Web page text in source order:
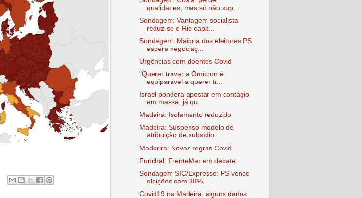
qualidades, mas só não sup...
Sondagem: Vantagem socialista
reduz-se e Rio capit...
Sondagem: Maioria dos eleitores PS
espera negociaç...
Urgências com doentes Covid
"Querer travar a Ómicron é
equiparável a querer tr...
Israel pondera apostar em contágio
em massa, já qu...
Madeira: Isolamento reduzido
Madeira: Suspenso modelo de
atribuição de subsídio...
Maderira: Novas regras Covid
Funchal: FrenteMar em debate
Sondagem SIC/Expresso: PS vence
eleições com 38%, ...
Covid19 na Madeira: alguns dados